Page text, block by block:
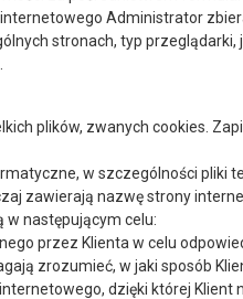
Administrator
stronach, typ
plików, zwanych cookies.
w szczególności pliki
zawierają nazwę strony
w następującym celu:
przez Klienta w celu
zrozumieć, w jaki sposób
dzięki której